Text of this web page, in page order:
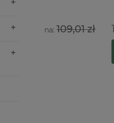
109,01 zł 18,00 złCena